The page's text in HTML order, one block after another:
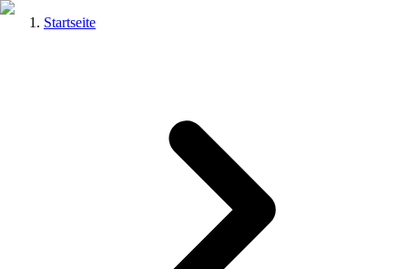
Startseite